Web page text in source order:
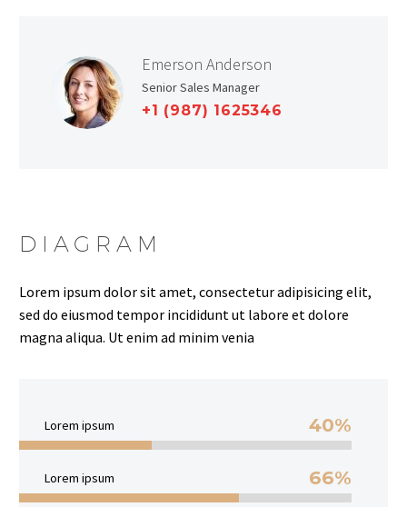
Emerson Anderson
Senior Sales Manager
+1 (987) 1625346
DIAGRAM
Lorem ipsum dolor sit amet, consectetur adipisicing elit,
sed do eiusmod tempor incididunt ut labore et dolore
magna aliqua. Ut enim ad minim venia
Lorem ipsum 40%
Lorem ipsum 66%